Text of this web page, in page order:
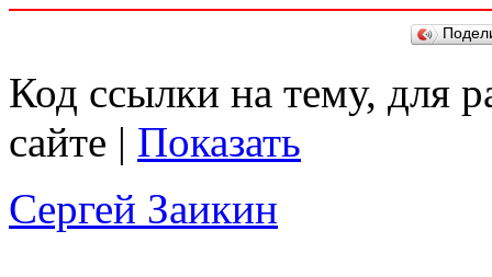
Код ссылки на тему, для
сайте | Показать
Сергей Заикин